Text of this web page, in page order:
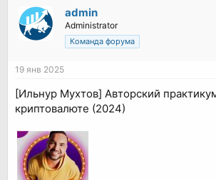
admin
Administrator
Команда форума
19 янв 2025
[Ильнур Мухтов] Авторский
криптовалюте (2024)